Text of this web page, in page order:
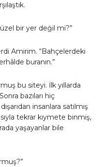
bir yer değil mi?”
Amirim. “Bahçelerdeki
buranın.”
bu siteyi. İlk yıllarda
bazıları hiç
insanlara satılmış
tekrar kıymete binmiş,
yaşayanlar bile